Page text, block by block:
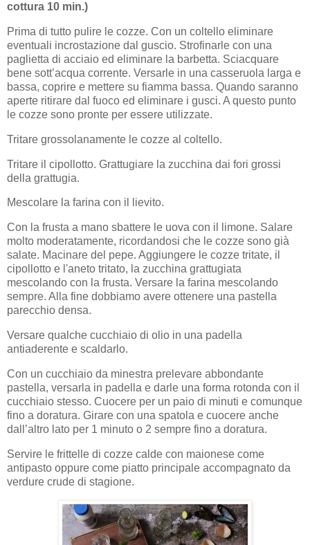
cottura 10 min.)
Prima di tutto pulire le cozze. Con un coltello eliminare
eventuali incrostazione dal guscio. Strofinarle con una
paglietta di acciaio ed eliminare la barbetta. Sciacquare
bene sott’acqua corrente. Versarle in una casseruola larga e
bassa, coprire e mettere su fiamma bassa. Quando saranno
aperte ritirare dal fuoco ed eliminare i gusci. A questo punto
le cozze sono pronte per essere utilizzate.
Tritare grossolanamente le cozze al coltello.
Tritare il cipollotto. Grattugiare la zucchina dai fori grossi
della grattugia.
Mescolare la farina con il lievito.
Con la frusta a mano sbattere le uova con il limone. Salare
molto moderatamente, ricordandosi che le cozze sono già
salate. Macinare del pepe. Aggiungere le cozze tritate, il
cipollotto e l'aneto tritato, la zucchina grattugiata
mescolando con la frusta. Versare la farina mescolando
sempre. Alla fine dobbiamo avere ottenere una pastella
parecchio densa.
Versare qualche cucchiaio di olio in una padella
antiaderente e scaldarlo.
Con un cucchiaio da minestra prelevare abbondante
pastella, versarla in padella e darle una forma rotonda con il
cucchiaio stesso. Cuocere per un paio di minuti e comunque
fino a doratura. Girare con una spatola e cuocere anche
dall’altro lato per 1 minuto o 2 sempre fino a doratura.
Servire le frittelle di cozze calde con maionese come
antipasto oppure come piatto principale accompagnato da
verdure crude di stagione.